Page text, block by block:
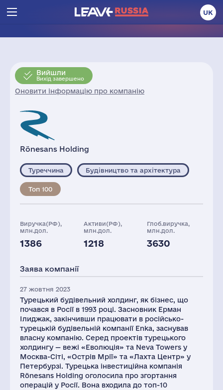
UK
Вийшли
Вихід завершено
Оновити інформацію про компанію
Rönesans Holding
Туреччина Будівництво та архітектура
Топ 100
Виручка(РФ),
млн.дол.
1386
Активи(РФ),
млн.дол.
1218
Глоб.виручка,
млн.дол.
3630
1176
Заява компанії
27 жовтня 2023
Турецький будівельний холдинг, як бізнес, що
почався в Росії в 1993 році. Засновник Ерман
Ілиджак, закінчивши працювати в російсько-
турецькій будівельній компанії Enka, заснував
власну компанію. Серед проектів турецького
холдингу — вежі «Еволюція» та Neva Towers у
Москва-Сіті, «Острів Мрії» та «Лахта Центр» у
Петербурзі. Турецька інвестиційна компанія
Rönesans Holding оголосила про згортання
операцій у Росії. Вона входила до топ-10